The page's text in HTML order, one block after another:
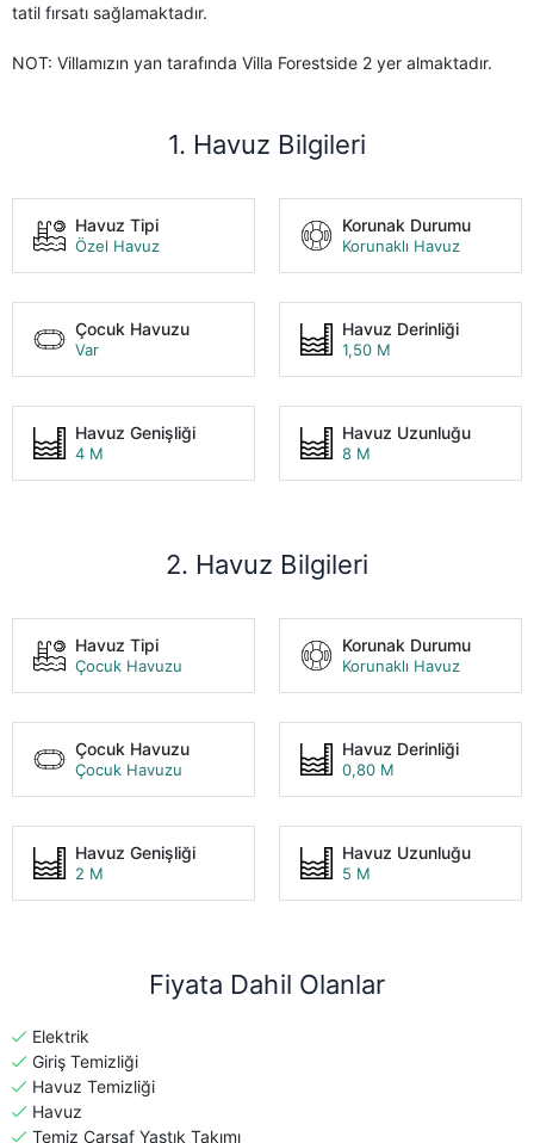
tatil fırsatı sağlamaktadır.
NOT: Villamızın yan tarafında Villa Forestside 2 yer almaktadır.
1. Havuz Bilgileri
Havuz Tipi
Özel Havuz
Korunak Durumu
Korunaklı Havuz
Çocuk Havuzu
Var
Havuz Derinliği
1,50 M
Havuz Genişliği
4 M
Havuz Uzunluğu
8 M
2. Havuz Bilgileri
Havuz Tipi
Çocuk Havuzu
Korunak Durumu
Korunaklı Havuz
Çocuk Havuzu
Çocuk Havuzu
Havuz Derinliği
0,80 M
Havuz Genişliği
2 M
Havuz Uzunluğu
5 M
Fiyata Dahil Olanlar
Elektrik
Giriş Temizliği
Havuz Temizliği
Havuz
Temiz Çarşaf Yastık Takımı